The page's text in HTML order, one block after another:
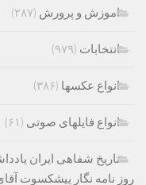
اموزش و پرورش (۲۸۷)
انتخابات (۹۷۹)
انواع عکسها (۳۸۶)
انواع فایلهای صوتی (۶۱)
تاریخ شفاهی ایران
روز نامه نگار پیشکسوت